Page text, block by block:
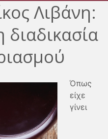
Λιβάνη:
Όπως
είχε
γίνει